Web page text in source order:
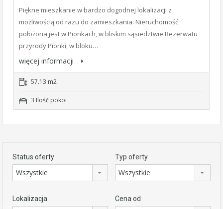
Piękne mieszkanie w bardzo dogodnej lokalizacji z
możliwością od razu do zamieszkania. Nieruchomość
położona jest w Pionkach, w bliskim sąsiedztwie Rezerwatu
przyrody Pionki, w bloku…
więcej informacji
57.13 m2
3 Ilość pokoi
Status oferty
Wszystkie
Typ oferty
Wszystkie
Lokalizacja Cena od